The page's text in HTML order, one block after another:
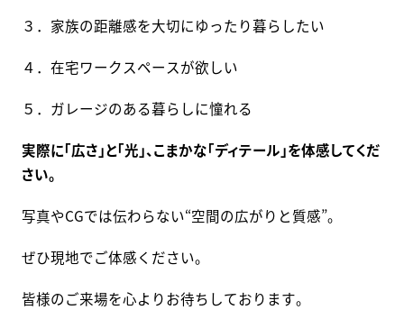
３．家族の距離感を大切にゆったり暮らしたい
４．在宅ワークスペースが欲しい
５．ガレージのある暮らしに憧れる
実際に「広さ」と「光」、こまかな「ディテール」を体感してくだ
さい。
写真やCGでは伝わらない“空間の広がりと質感”。
ぜひ現地でご体感ください。
皆様のご来場を心よりお待ちしております。